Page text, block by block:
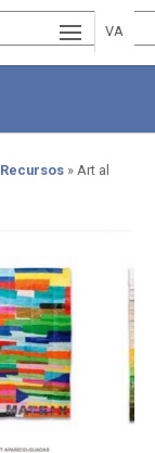
VA
Recursos
Art al